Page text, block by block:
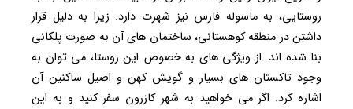
روستایی، به ماسوله فارس نیز شهرت دارد. زیرا به دلیل قرار
داشتن در منطقه کوهستانی، ساختمان های آن به صورت پلکانی
بنا شده اند. از ویژگی های به خصوص این روستا، می توان به
وجود تاکستان های بسیار و گویش کهن و اصیل ساکنین آن
اشاره کرد. اگر می خواهید به شهر کازرون سفر کنید و به این